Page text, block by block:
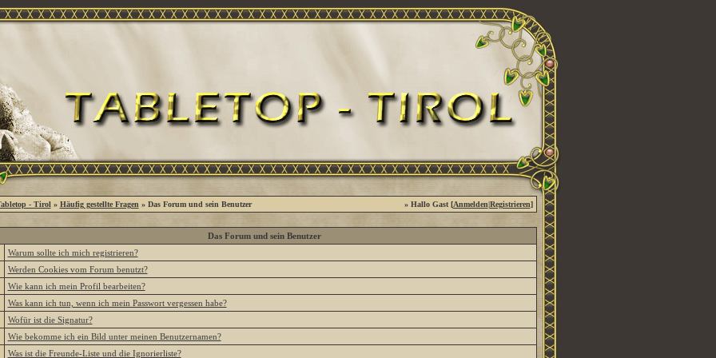
- Tirol » Häufig gestellte Fragen » Das Forum und sein Benutzer » Hallo Gast [Anmelden|Registrieren]
Das Forum und sein Benutzer
Warum sollte ich mich registrieren?
Werden Cookies vom Forum benutzt?
Wie kann ich mein Profil bearbeiten?
Was kann ich tun, wenn ich mein Passwort vergessen habe?
Wofür ist die Signatur?
Wie bekomme ich ein Bild unter meinen Benutzernamen?
Was ist die Freunde-Liste und die Ignorierliste?